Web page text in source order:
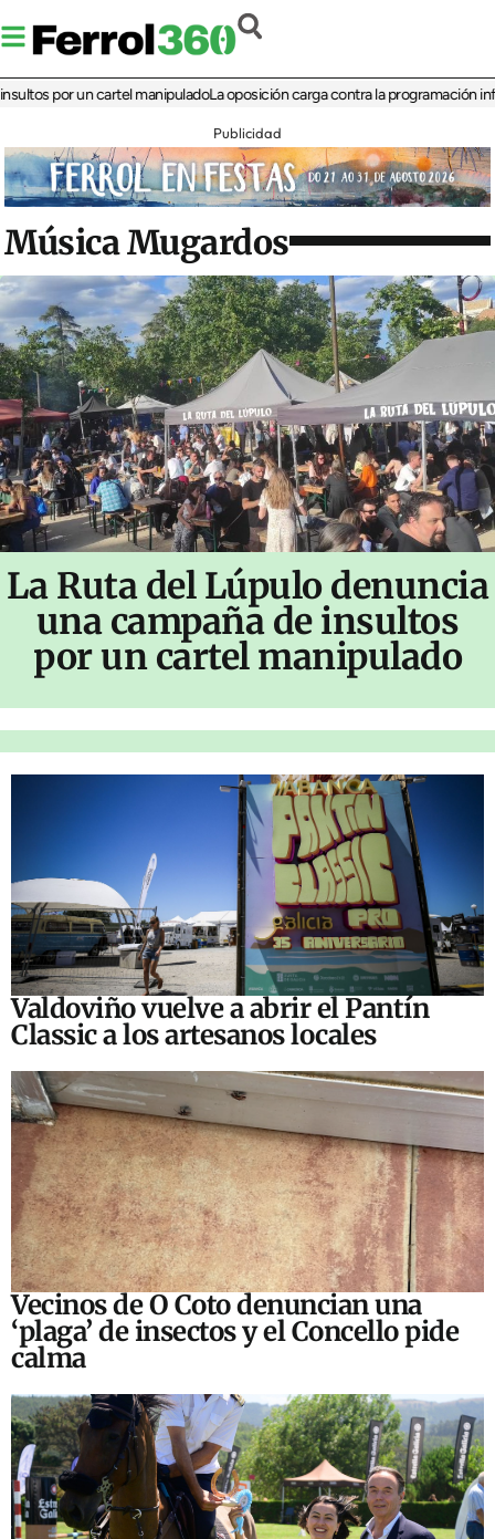
por un cartel manipuladoLa oposición carga contra la programación infantil
Publicidad
Música Mugardos
La Ruta del Lúpulo denuncia
una campaña de insultos
por un cartel manipulado
Valdoviño vuelve a abrir el Pantín
Classic a los artesanos locales
Vecinos de O Coto denuncian una
‘plaga’ de insectos y el Concello pide
calma